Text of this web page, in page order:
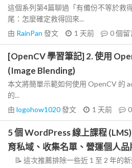
這個系列第4篇聊過「有備份不等於救
尾：怎麼確定救得回來...
由 RainPan 發文 1 天前 0個留
[OpenCV 學習筆記] 2. 使用
(Image Blending)
本文將簡單示範如何使用 OpenCV 的
的...
由 logohow1020發文 1 天前 0
5 個 WordPress 線上課程
育私域、收集名單、營運個人
📝 這次推薦排除一些近 1 至 2 年的